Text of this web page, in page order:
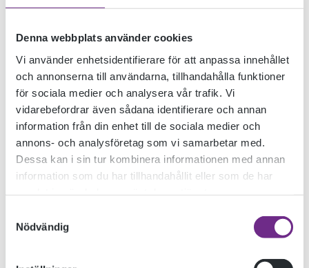
Denna webbplats använder cookies
Vi använder enhetsidentifierare för att anpassa innehållet
och annonserna till användarna, tillhandahålla funktioner
för sociala medier och analysera vår trafik. Vi
vidarebefordrar även sådana identifierare och annan
information från din enhet till de sociala medier och
annons- och analysföretag som vi samarbetar med.
Dessa kan i sin tur kombinera informationen med annan
information som du har tillhandahållit eller som de har
Nödvändig